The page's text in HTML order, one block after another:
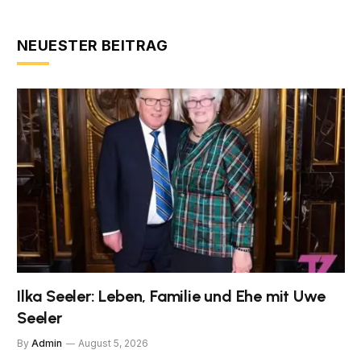
NEUESTER BEITRAG
Ilka Seeler: Leben, Familie und Ehe mit Uwe
Seeler
By Admin August 5, 2026